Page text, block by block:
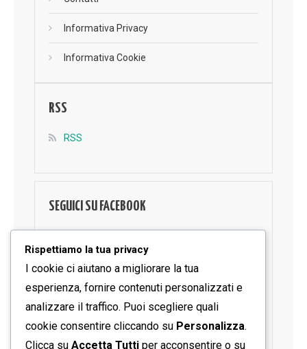
Informativa Privacy
Informativa Cookie
RSS
RSS
SEGUICI SU FACEBOOK
Rispettiamo la tua privacy
I cookie ci aiutano a migliorare la tua
esperienza, fornire contenuti personalizzati e
analizzare il traffico. Puoi scegliere quali
cookie consentire cliccando su Personalizza.
Clicca su Accetta Tutti per acconsentire o su